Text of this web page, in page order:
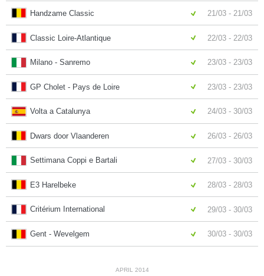
Handzame Classic 21/03 - 21/03
Classic Loire-Atlantique 22/03 - 22/03
Milano - Sanremo 23/03 - 23/03
GP Cholet - Pays de Loire 23/03 - 23/03
Volta a Catalunya 24/03 - 30/03
Dwars door Vlaanderen 26/03 - 26/03
Settimana Coppi e Bartali 27/03 - 30/03
E3 Harelbeke 28/03 - 28/03
Critérium International 29/03 - 30/03
Gent - Wevelgem 30/03 - 30/03
APRIL 2014